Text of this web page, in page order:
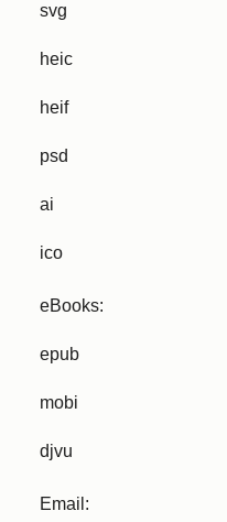
svg
heic
heif
psd
ai
ico
eBooks:
epub
mobi
djvu
Email: